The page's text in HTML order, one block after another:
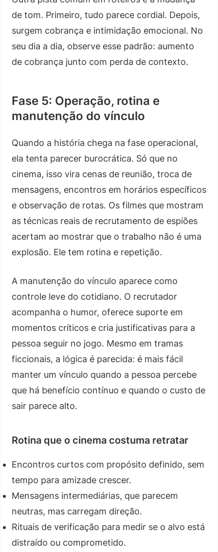
de tom. Primeiro, tudo parece cordial. Depois,
surgem cobrança e intimidação emocional. No
seu dia a dia, observe esse padrão: aumento
de cobrança junto com perda de contexto.
Fase 5: Operação, rotina e
manutenção do vínculo
Quando a história chega na fase operacional,
ela tenta parecer burocrática. Só que no
cinema, isso vira cenas de reunião, troca de
mensagens, encontros em horários específicos
e observação de rotas. Os filmes que mostram
as técnicas reais de recrutamento de espiões
acertam ao mostrar que o trabalho não é uma
explosão. Ele tem rotina e repetição.
A manutenção do vínculo aparece como
controle leve do cotidiano. O recrutador
acompanha o humor, oferece suporte em
momentos críticos e cria justificativas para a
pessoa seguir no jogo. Mesmo em tramas
ficcionais, a lógica é parecida: é mais fácil
manter um vínculo quando a pessoa percebe
que há benefício contínuo e quando o custo de
sair parece alto.
Rotina que o cinema costuma retratar
Encontros curtos com propósito definido, sem
tempo para amizade crescer.
Mensagens intermediárias, que parecem
neutras, mas carregam direção.
Rituais de verificação para medir se o alvo está
distraído ou comprometido.